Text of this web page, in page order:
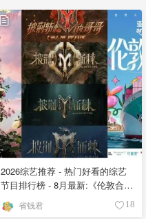
2026综艺推荐 - 热门好看的综艺
节目排行榜 - 8月最新:《​​伦敦合伙
人》回归啦
省钱君 18